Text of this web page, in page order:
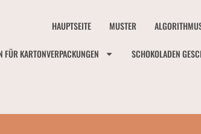
HAUPTSEITE MUSTER
FÜR KARTONVERPACKUNGEN SCHOKOLADEN